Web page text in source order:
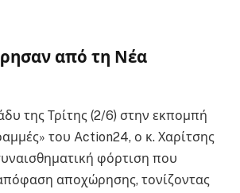
από τη Νέα
της Τρίτης (2/6) στην εκπομπή
του Action24, ο κ. Χαρίτσης
φόρτιση που
αποχώρησης, τονίζοντας